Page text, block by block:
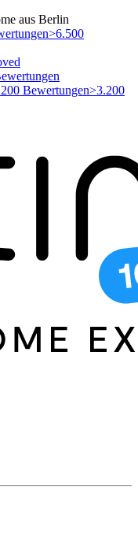
aus Berlin
>6.500
>3.200